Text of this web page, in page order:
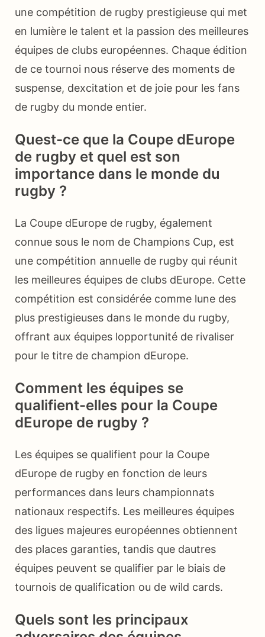
une compétition de rugby prestigieuse qui met
en lumière le talent et la passion des meilleures
équipes de clubs européennes. Chaque édition
de ce tournoi nous réserve des moments de
suspense, dexcitation et de joie pour les fans
de rugby du monde entier.
Quest-ce que la Coupe dEurope
de rugby et quel est son
importance dans le monde du
rugby ?
La Coupe dEurope de rugby, également
connue sous le nom de Champions Cup, est
une compétition annuelle de rugby qui réunit
les meilleures équipes de clubs dEurope. Cette
compétition est considérée comme lune des
plus prestigieuses dans le monde du rugby,
offrant aux équipes lopportunité de rivaliser
pour le titre de champion dEurope.
Comment les équipes se
qualifient-elles pour la Coupe
dEurope de rugby ?
Les équipes se qualifient pour la Coupe
dEurope de rugby en fonction de leurs
performances dans leurs championnats
nationaux respectifs. Les meilleures équipes
des ligues majeures européennes obtiennent
des places garanties, tandis que dautres
équipes peuvent se qualifier par le biais de
tournois de qualification ou de wild cards.
Quels sont les principaux